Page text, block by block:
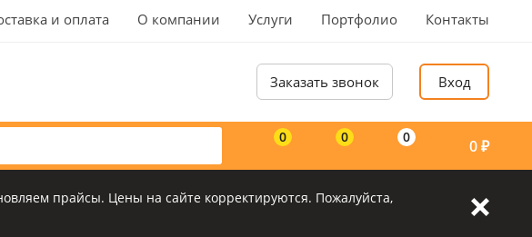
и оплата О компании Услуги Портфолио Контакты
Заказать звонок Вход
0 0 0 0₽
прайсы. Цены на сайте корректируются. Пожалуйста,